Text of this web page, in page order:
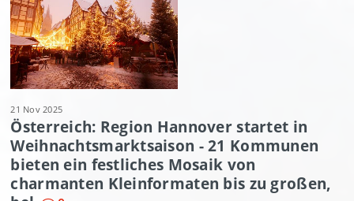
21 Nov 2025
Österreich: Region Hannover startet in
Weihnachtsmarktsaison - 21 Kommunen
bieten ein festliches Mosaik von
charmanten Kleinformaten bis zu großen,